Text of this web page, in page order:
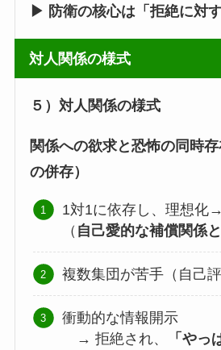
▶ 防衛の核心は「拒絶に対す
対人関係の様式
５）対人関係の様式
関係への欲求と恐怖の同時
の併存）
1対1に依存し、理想
（ 自己愛的な補償関係
複数集団が苦手（自己
衝動的な情報開示
→ 拒絶され、
「やっ